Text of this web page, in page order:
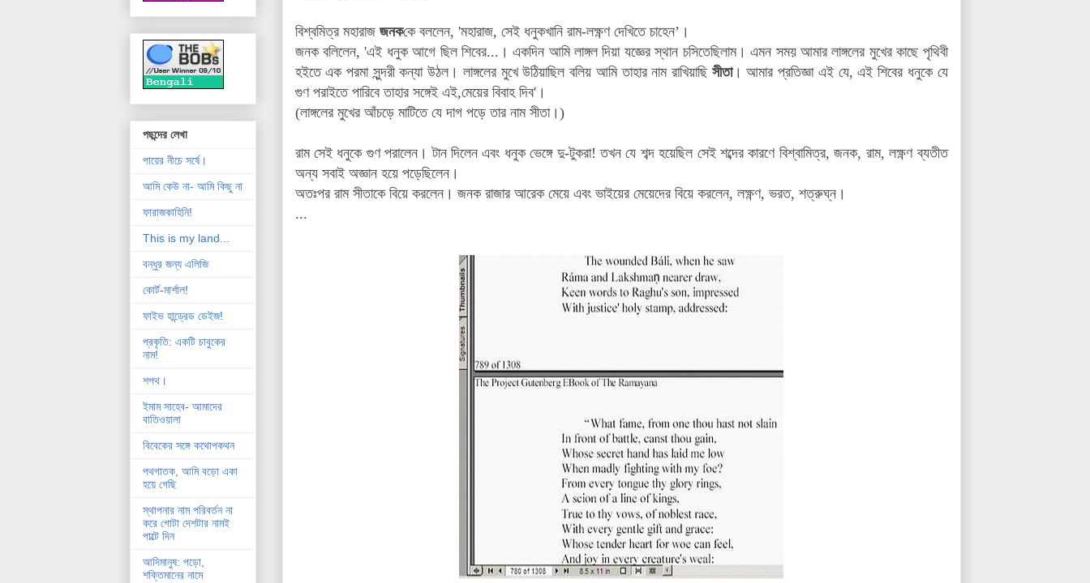
বিশ্বমিত্র মহারাজ জনককে বললেন, 'মহারাজ, সেই ধনুকখানি রাম-লক্ষ্ণণ দেখিতে চাহেন’।
জনক বলিলেন, 'এই ধনুক আগে ছিল শিবের...। একদিন আমি লাঙ্গল দিয়া যজ্ঞের স্থান চসিতেছিলাম। এমন সময় আমার লাঙ্গলের মুখের কাছে পৃথিবী
হইতে এক পরমা সুন্দরী কন্যা উঠল। লাঙ্গলের মুখে উঠিয়াছিল বলিয় আমি তাহার নাম রাখিয়াছি সীতা। আমার প্রতিজ্ঞা এই যে, এই শিবের ধনুকে যে
গুণ পরাইতে পারিবে তাহার সঙ্গেই এই,মেয়ের বিবাহ দিব'।
(লাঙ্গলের মুখের আঁচড়ে মাটিতে যে দাগ পড়ে তার নাম সীতা।)
রাম সেই ধনুকে গুণ পরালেন। টান দিলেন এবং ধনুক ভেঙ্গে দু-টুকরা! তখন যে শব্দ হয়েছিল সেই শব্দের কারণে বিশ্বামিত্র, জনক, রাম, লক্ষ্ণণ ব্যতীত
অন্য সবাই অজ্ঞান হয়ে পড়েছিলেন।
অতঃপর রাম সীতাকে বিয়ে করলেন। জনক রাজার আরেক মেয়ে এবং ভাইয়ের মেয়েদের বিয়ে করলেন, লক্ষ্ণণ, ভরত, শত্রুঘ্ন।
...
পছন্দের লেখা
পায়ের নীচে সর্ষে।
আমি কেউ না- আমি কিছু না
ফারাজকাহিনি!
This is my land...
বন্ধুর জন্য এলিজি
কোর্ট-মার্শাল!
ফাইভ হান্ড্রেড ডেইজ!
প্রকৃতি: একটি চাবুকের
নাম!
শপথ।
ইমাম সাহেব- আমাদের
বাতিওয়ালা
বিবেকের সঙ্গে কথোপকথন
পথগাতক, আমি বড়ো একা
হয়ে গেছি
স্থাপনার নাম পরিবর্তন না
করে গোটা দেশটার নামই
পাল্টে দিন
আদিমানুষ: পড়ো,
শক্তিমানের নামে